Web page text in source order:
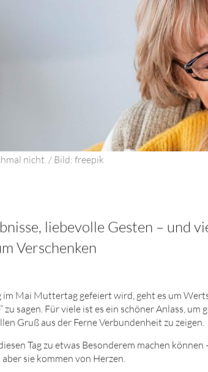
nicht. / Bild: freepik
liebevolle Gesten – und
Verschenken
im Mai Muttertag gefeiert wird, geht es um
zu sagen. Für viele ist es ein schöner Anlass,
Gruß aus der Ferne Verbundenheit zu zeigen.
Tag zu etwas Besonderem machen können
sie kommen von Herzen.